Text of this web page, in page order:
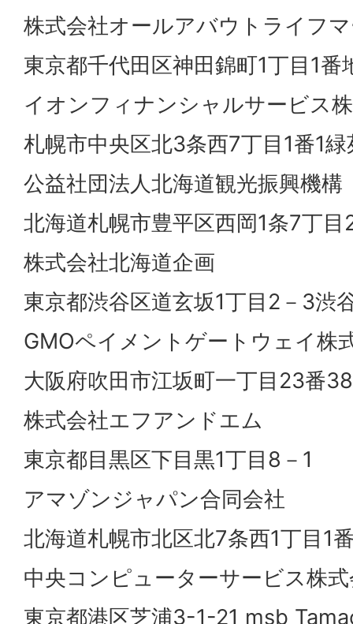
株式会社オールアバウトライフ
東京都千代田区神田錦町1丁目1番
イオンフィナンシャルサービス
札幌市中央区北3条西7丁目1番1
公益社団法人北海道観光振興機構
北海道札幌市豊平区西岡1条7丁目
株式会社北海道企画
東京都渋谷区道玄坂1丁目2－3渋
GMOペイメントゲートウェイ株
大阪府吹田市江坂町一丁目23番
株式会社エフアンドエム
東京都目黒区下目黒1丁目8－1
アマゾンジャパン合同会社
北海道札幌市北区北7条西1丁目1
中央コンピューターサービス株
東京都港区芝浦3-1-21 msb